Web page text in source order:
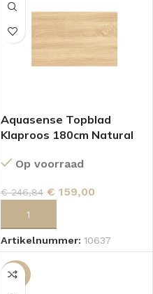
Aquasense Topblad
Klaproos 180cm Natural
Op voorraad
€246,84 € 159,00
Artikelnummer: 10637
-36%